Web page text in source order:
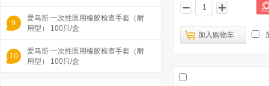
9
爱马斯 一次性医用橡胶检查手套（耐
用型） 100只/盒
10
爱马斯 一次性医用橡胶检查手套（耐
用型） 100只/盒
加入购物车